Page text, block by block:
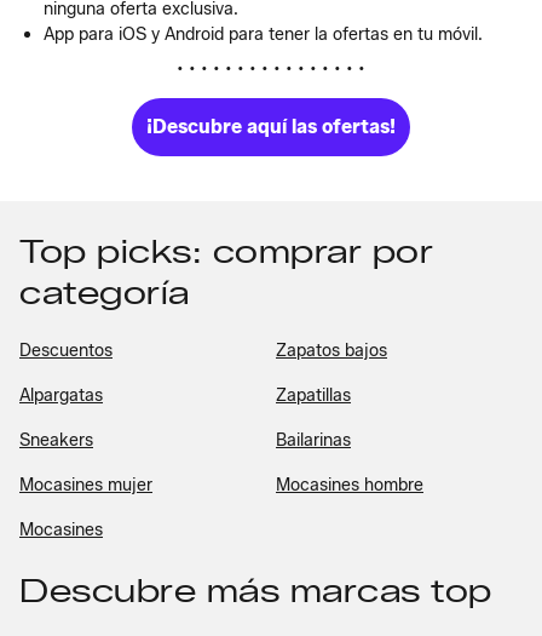
ninguna oferta exclusiva.
App para iOS y Android para tener la ofertas en tu móvil.
• • • • • • • • • • • • • • • •
¡Descubre aquí las ofertas!
Top picks: comprar por
categoría
Descuentos Zapatos bajos
Alpargatas Zapatillas
Sneakers Bailarinas
Mocasines mujer Mocasines hombre
Mocasines
Descubre más marcas top